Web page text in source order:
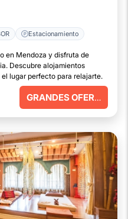
Estacionamiento
en Mendoza y disfruta de
Descubre alojamientos
lugar perfecto para relajarte.
GRANDES OFERTAS